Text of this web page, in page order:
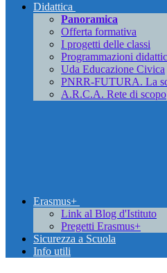
Didattica
Panoramica
Offerta formativa
I progetti delle classi
Programmazioni
Uda Educazione Civica
PNRR-FUTURA. La
A.R.C.A. Rete di scopo
Erasmus+
Link al Blog d'Istituto
Pregetti Erasmus+
Sicurezza a Scuola
Info utili